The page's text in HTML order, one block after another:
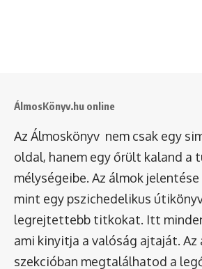
ÁlmosKönyv.hu online
Az Álmoskönyv nem csak egy
oldal, hanem egy őrült kaland
mélységeibe. Az álmok
mint egy pszichedelikus
legrejtettebb titkokat. Itt
ami kinyitja a valóság ajtaját.
szekcióban megtalálhatod a